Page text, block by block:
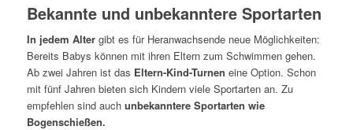
Bekannte und unbekanntere Sportarten
In jedem Alter gibt es für Heranwachsende neue Möglichkeiten:
Bereits Babys können mit ihren Eltern zum Schwimmen gehen.
Ab zwei Jahren ist das Eltern-Kind-Turnen eine Option. Schon
mit fünf Jahren bieten sich Kindern viele Sportarten an. Zu
empfehlen sind auch unbekanntere Sportarten wie
Bogenschießen.